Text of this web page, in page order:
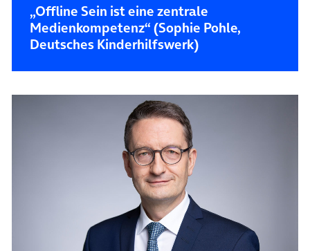
„Offline Sein ist eine zentrale
Medienkompetenz“ (Sophie Pohle,
Deutsches Kinderhilfswerk)